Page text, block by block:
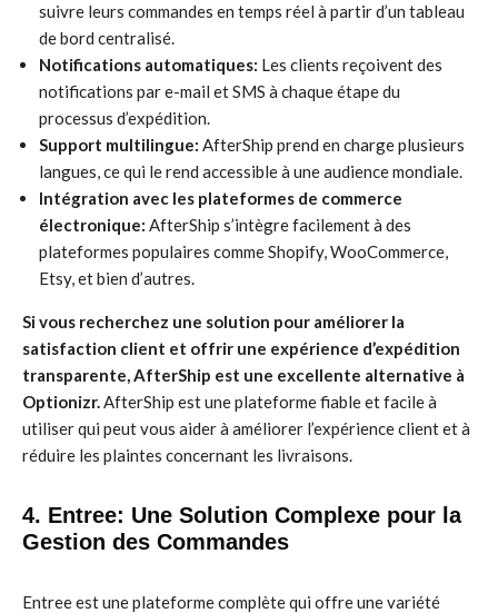
suivre leurs commandes en temps réel à partir d’un tableau
de bord centralisé.
Notifications automatiques: Les clients reçoivent des
notifications par e-mail et SMS à chaque étape du
processus d’expédition.
Support multilingue: AfterShip prend en charge plusieurs
langues, ce qui le rend accessible à une audience mondiale.
Intégration avec les plateformes de commerce
électronique: AfterShip s’intègre facilement à des
plateformes populaires comme Shopify, WooCommerce,
Etsy, et bien d’autres.
Si vous recherchez une solution pour améliorer la
satisfaction client et offrir une expérience d’expédition
transparente, AfterShip est une excellente alternative à
Optionizr.AfterShip est une plateforme fiable et facile à
utiliser qui peut vous aider à améliorer l’expérience client et à
réduire les plaintes concernant les livraisons.
4. Entree: Une Solution Complexe pour la
Gestion des Commandes
Entree est une plateforme complète qui offre une variété